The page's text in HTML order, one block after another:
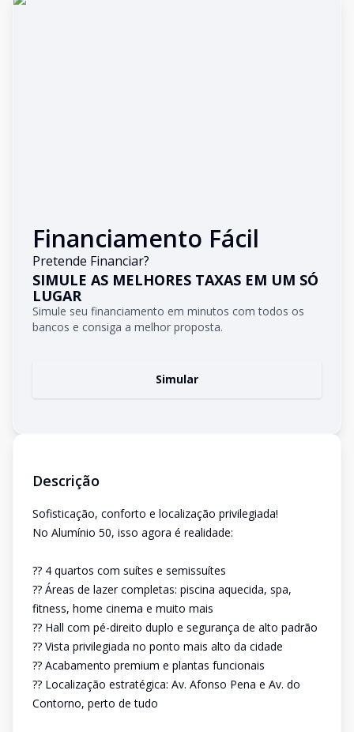
Financiamento Fácil
Pretende Financiar?
SIMULE AS MELHORES TAXAS EM UM SÓ
LUGAR
Simule seu financiamento em minutos com todos os
bancos e consiga a melhor proposta.
Simular
Descrição
Sofisticação, conforto e localização privilegiada!
No Alumínio 50, isso agora é realidade:
?? 4 quartos com suítes e semissuítes
?? Áreas de lazer completas: piscina aquecida, spa,
fitness, home cinema e muito mais
?? Hall com pé-direito duplo e segurança de alto padrão
?? Vista privilegiada no ponto mais alto da cidade
?? Acabamento premium e plantas funcionais
?? Localização estratégica: Av. Afonso Pena e Av. do
Contorno, perto de tudo